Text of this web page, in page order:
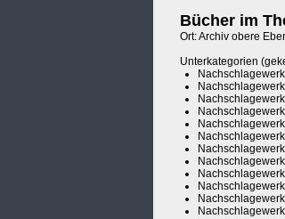
Bücher im
Ort: Archiv obere
Unterkategorien